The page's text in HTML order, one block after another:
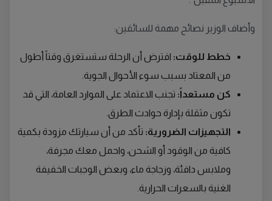
وأضاف الوزير نصائح مهمة للسائقين:
خطط للوقت: افترض أن الرحلة ستستغرق وقتاً أطول
من المعتاد بسبب سوء الأحوال الجوية.
كن مستعداً: تجنب الاعتماد على الموارد العامة، التي قد
تكون مثقلة بإدارة حوادث الطرق.
التجهيزات الضرورية: تأكد من أن سيارتك مزودة بكمية
كافية من الوقود أو الشحن، واحمل معك مجرفة،
وملابس دافئة، وزجاجة ماء، وبعض الوجبات الخفيفة
الغنية بالسعرات الحرارية.